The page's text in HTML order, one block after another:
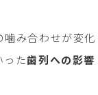
み合わせが変化
った歯列への影響